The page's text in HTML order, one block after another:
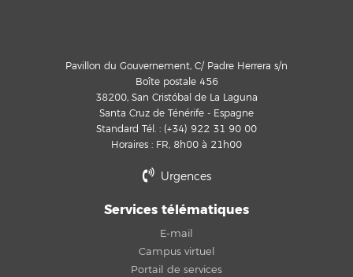
Pavillon du Gouvernement, C/ Padre Herrera s/n
Boîte postale 456
38200, San Cristóbal de La Laguna
Santa Cruz de Ténérife - Espagne
Standard Tél. : (+34) 922 31 90 00
Horaires : FR, 8h00 à 21h00
Urgences
Services télématiques
E-mail
Campus virtuel
Portail de services